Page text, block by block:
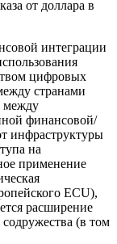
от доллара в
интеграции
цифровых
странами
между
финансовой/
инфраструктуры
на
применение
ECU),
расширение
(в том